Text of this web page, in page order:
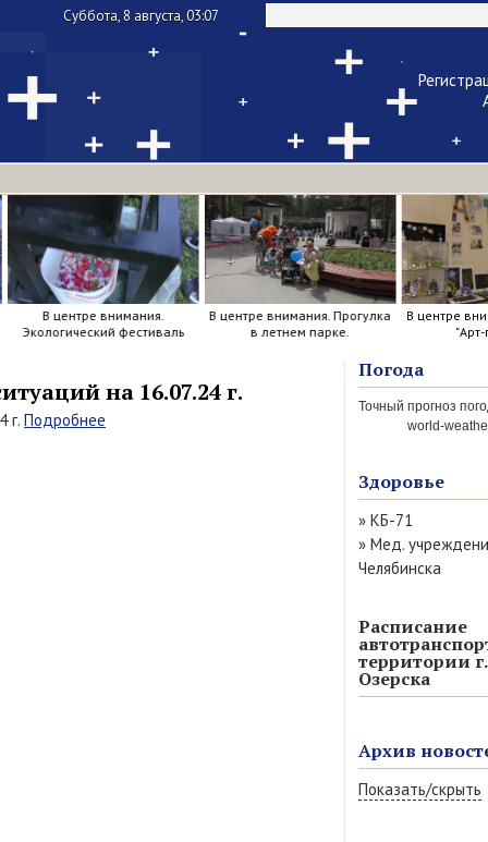
Суббота, 8 августа, 03:07
Чужой
Напомнить
В центре внимания.
Экологический фестиваль
В центре внимания. Прогулка
в летнем парке.
В центре
на 16.07.24 г.
г. Подробнее
Погода
world-
Здоровье
» КБ-71
» Мед.
Челябинска
Расписание
территории г.
Озерска
Архив
Показать/скрыть